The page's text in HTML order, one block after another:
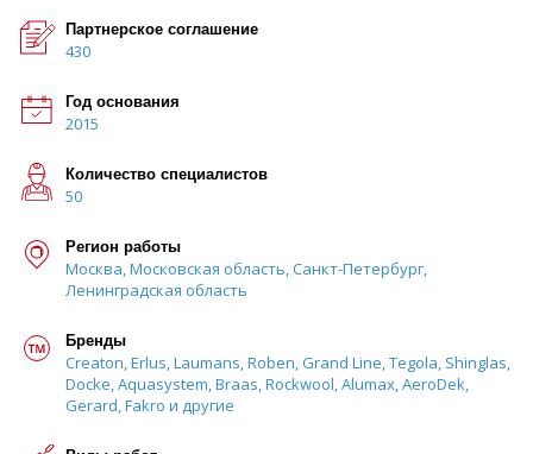
Партнерское соглашение
430
Год основания
2015
Количество специалистов
50
Регион работы
Москва, Московская область, Санкт-Петербург,
Ленинградская область
Бренды
Creaton, Erlus, Laumans, Roben, Grand Line, Tegola, Shinglas,
Docke, Aquasystem, Braas, Rockwool, Alumax, AeroDek,
Gerard, Fakro и другие